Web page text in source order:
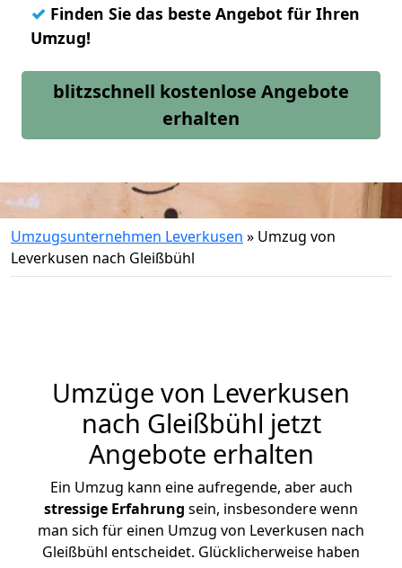
✓ Finden Sie das beste Angebot für Ihren
Umzug!
blitzschnell kostenlose Angebote
erhalten
Umzugsunternehmen Leverkusen » Umzug von
Leverkusen nach Gleißbühl
Umzüge von Leverkusen
nach Gleißbühl jetzt
Angebote erhalten
Ein Umzug kann eine aufregende, aber auch
stressige Erfahrung sein, insbesondere wenn
man sich für einen Umzug von Leverkusen nach
Gleißbühl entscheidet. Glücklicherweise haben